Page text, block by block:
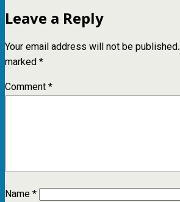
Leave a Reply
Your email address will not be published.
marked*
Comment*
Name*